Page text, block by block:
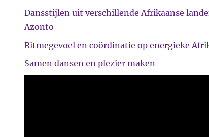
Dansstijlen uit verschillende Afrikaanse
Azonto
Ritmegevoel en coördinatie op energieke
Samen dansen en plezier maken